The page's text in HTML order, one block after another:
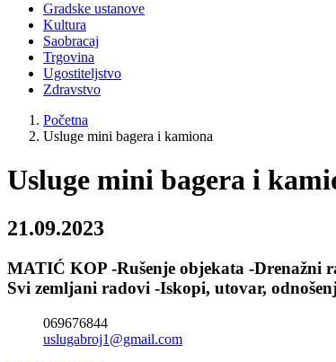
Gradske ustanove
Kultura
Saobracaj
Trgovina
Ugostiteljstvo
Zdravstvo
Početna
Usluge mini bagera i kamiona
Usluge mini bagera i
21.09.2023
MATIĆ KOP -Rušenje objekata -Drenažni
Svi zemljani radovi -Iskopi, utovar,
069676844
uslugabroj1@gmail.com